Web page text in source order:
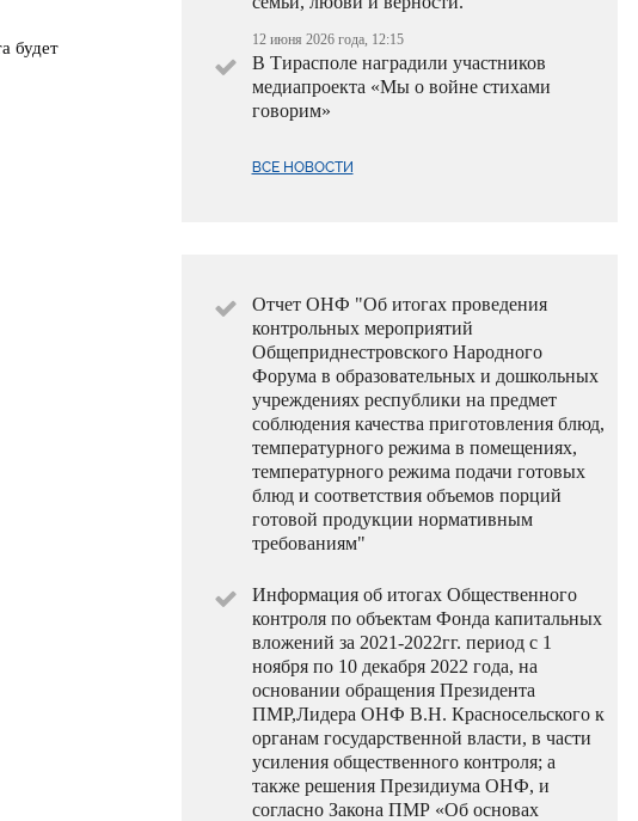
будет
12 июня 2026 года, 12:15
В Тирасполе наградили участников
медиапроекта «Мы о войне стихами
говорим»
ВСЕ НОВОСТИ
Отчет ОНФ "Об итогах проведения
контрольных мероприятий
Общеприднестровского Народного
Форума в образовательных и дошкольных
учреждениях республики на предмет
соблюдения качества приготовления блюд,
температурного режима в помещениях,
температурного режима подачи готовых
блюд и соответствия объемов порций
готовой продукции нормативным
требованиям"
Информация об итогах Общественного
контроля по объектам Фонда капитальных
вложений за 2021-2022гг. период с 1
ноября по 10 декабря 2022 года, на
основании обращения Президента
ПМР,Лидера ОНФ В.Н. Красносельского к
органам государственной власти, в части
усиления общественного контроля; а
также решения Президиума ОНФ, и
согласно Закона ПМР «Об основах